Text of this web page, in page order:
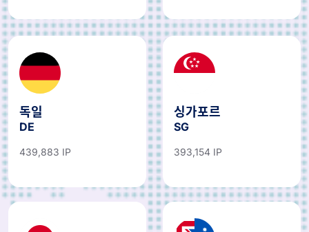
독일
DE
439,883 IP
싱가포르
SG
393,154 IP